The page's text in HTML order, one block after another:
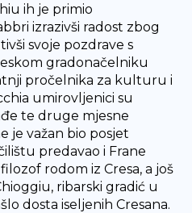
ih je primio
izrazivši radost zbog
svoje pozdrave s
gradonačelniku
pročelnika za kulturu i
umirovljenici su
te druge mjesne
je važan bio posjet
predavao i Frane
rodom iz Cresa, a još
ribarski gradić u
dosta iseljenih Cresana.